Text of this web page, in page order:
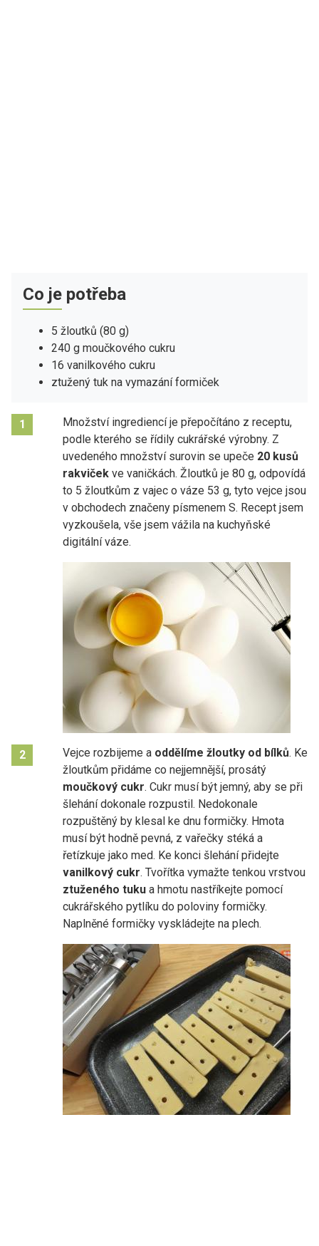
Co je potřeba
5 žloutků (80 g)
240 g moučkového cukru
16 vanilkového cukru
ztužený tuk na vymazání formiček
1
Množství ingrediencí je přepočítáno z receptu,
podle kterého se řídily cukrářské výrobny. Z
uvedeného množství surovin se upeče 20 kusů
rakviček ve vaničkách. Žloutků je 80 g, odpovídá
to 5 žloutkům z vajec o váze 53 g, tyto vejce jsou
v obchodech značeny písmenem S. Recept jsem
vyzkoušela, vše jsem vážila na kuchyňské
digitální váze.
2 Vejce rozbijeme a oddělíme žloutky od bílků. Ke
žloutkům přidáme co nejjemnější, prosátý
moučkový cukr. Cukr musí být jemný, aby se při
šlehání dokonale rozpustil. Nedokonale
rozpuštěný by klesal ke dnu formičky. Hmota
musí být hodně pevná, z vařečky stéká a
řetízkuje jako med. Ke konci šlehání přidejte
vanilkový cukr. Tvořítka vymažte tenkou vrstvou
ztuženého tuku a hmotu nastříkejte pomocí
cukrářského pytlíku do poloviny formičky.
Naplněné formičky vyskládejte na plech.